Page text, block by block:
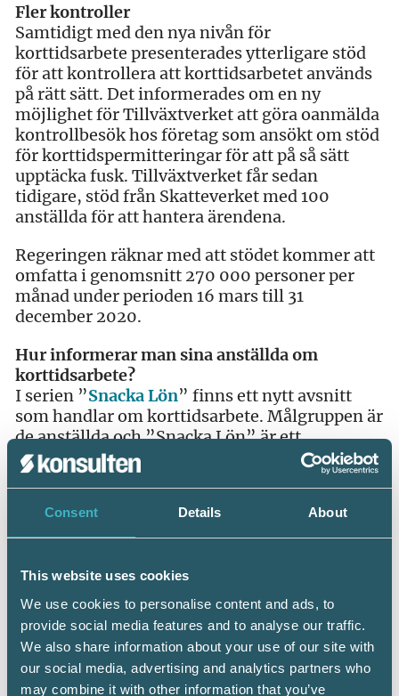
Consent Details About
This website uses cookies
We use cookies to personalise content and ads, to
provide social media features and to analyse our traffic.
We also share information about your use of our site with
our social media, advertising and analytics partners who
may combine it with other information that you’ve
Fler kontroller
Samtidigt med den nya nivån för
korttidsarbete presenterades ytterligare stöd
för att kontrollera att korttidsarbetet används
på rätt sätt. Det informerades om en ny
möjlighet för Tillväxtverket att göra oanmälda
kontrollbesök hos företag som ansökt om stöd
för korttidspermitteringar för att på så sätt
upptäcka fusk. Tillväxtverket får sedan
tidigare, stöd från Skatteverket med 100
anställda för att hantera ärendena.
Regeringen räknar med att stödet kommer att
omfatta i genomsnitt 270 000 personer per
månad under perioden 16 mars till 31
december 2020.
Hur informerar man sina anställda om
korttidsarbete?
I serien ”Snacka Lön” finns ett nytt avsnitt
som handlar om korttidsarbete. Målgruppen är
de anställda och ”Snacka Lön” är ett
kommunikationshjälpmedel för att förmedla
lönefrågor på ett enkelt sätt. Filmerna i serien
Zennie Sjölund
Branschansvarig lön, Srf konsulterna